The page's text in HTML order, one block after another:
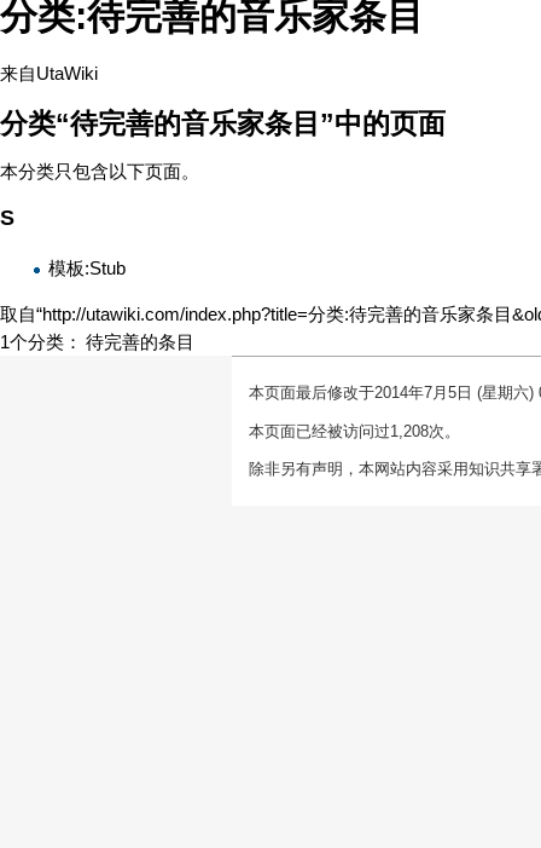
分类:待完善的音乐家条目
来自UtaWiki
分类“待完善的音乐家条目”中的页面
本分类只包含以下页面。
S
模板:Stub
取自“http://utawiki.com/index.php?title=分类:待完善的音乐家条目
1个分类 ： 待完善的条目
本页面最后修改于2014年7月5日 (星期六)
本页面已经被访问过1,208次。
除非另有声明，本网站内容采用知识共享